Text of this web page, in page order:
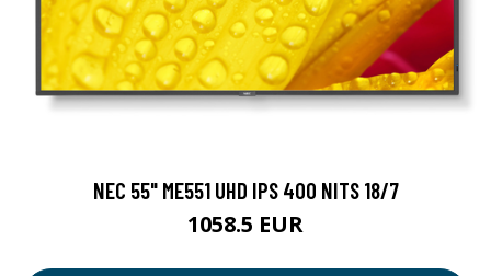
NEC 55" ME551 UHD IPS 400 NITS 18/7
1058.5 EUR